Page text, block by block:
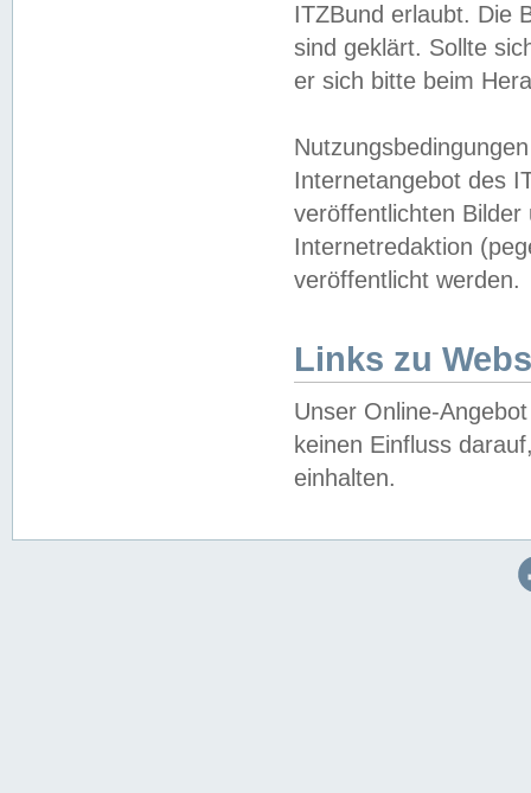
ITZBund erlaubt. Die
sind geklärt. Sollte
er sich bitte beim
Internetangebot des
veröffentlichten
Internetredaktion
veröffentlicht werden.
Links zu
Unser Online-
keinen Einfluss
einhalten.